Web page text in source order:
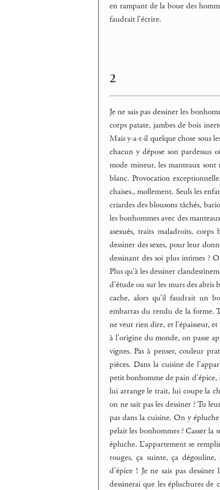
en rampant de la boue des
faudrait l’écrire.
2
Je ne sais pas dessiner les
corps patate, jambes de bois
Mais y-a-t-il quelque chose sous
chacun y dépose son pardessus
mode mineur, les manteaux
blanc. Provocation
chaises., mollement. Seuls les
criardes des blousons tâchés,
les bonhommes avec des
asexués, traits maladroits,
dessiner des sexes, pour leur
dessinant des soi plus intimes ?
Plus qu’à les dessiner
d’étude ou sur les murs des abris
cache, alors qu’il faudrait un
embarras du rendu de la forme.
ne veut rien dire, et l’épaisseur,
à l’origine du monde, on passe
vignes. Pas à penser, couleur
pièces. Dans la cuisine de
petit bonhomme de pain
lui arrange le trait, lui coupe la
on ne sait pas les dessiner ? Tu
pas dans la cuisine. On y
pelait les bonhommes ? Casser la
épluche. L’appartement se
rouges, ça suinte, ça dégouline,
d’épice ! Je ne sais pas
dessinerai que les épluchures de